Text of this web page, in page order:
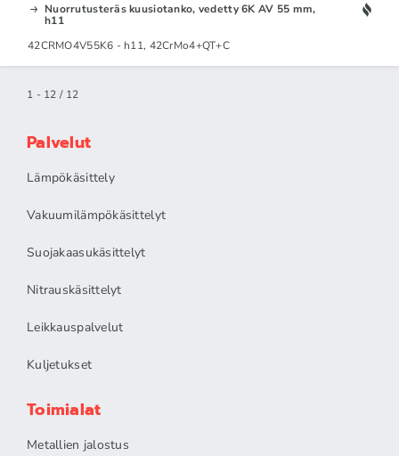
Nuorrutusteräs kuusiotanko, vedetty 6K AV 55 mm,
h11
42CRMO4V55K6 - h11, 42CrMo4+QT+C
1 - 12 / 12
Palvelut
Lämpökäsittely
Vakuumilämpökäsittelyt
Suojakaasukäsittelyt
Nitrauskäsittelyt
Leikkauspalvelut
Kuljetukset
Toimialat
Metallien jalostus